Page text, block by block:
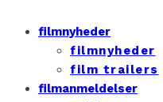
filmnyheder
filmnyheder
film trailers
filmanmeldelser